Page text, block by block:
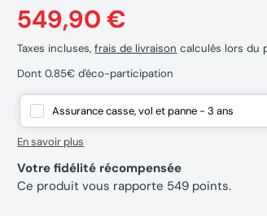
549,90 €
Taxes incluses,frais de livraison calculés lors du
Dont 0.85€ d'éco-participation
Assurance casse, vol et panne - 3 ans
En savoir plus
Votre fidélité récompensée
Ce produit vous rapporte 549 points.